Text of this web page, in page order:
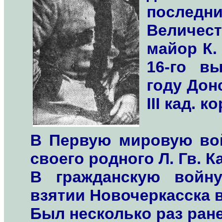
майор К.
16-го
году
III кад.
В Первую мировую
своего родного Л. Гв.
В гражданскую
взятии Новочеркасска
Был несколько раз